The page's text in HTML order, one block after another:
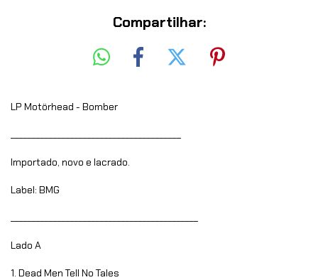
Compartilhar:
LP Motörhead - Bomber
Importado, novo e lacrado.
Label: BMG
Lado A
1. Dead Men Tell No Tales